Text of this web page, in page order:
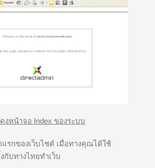
งหน้าจอ Index ของระบบ
รกของเว็บไซต์ เมื่อทางคุณได้ใช้
กับทางไทยทำเว็บ